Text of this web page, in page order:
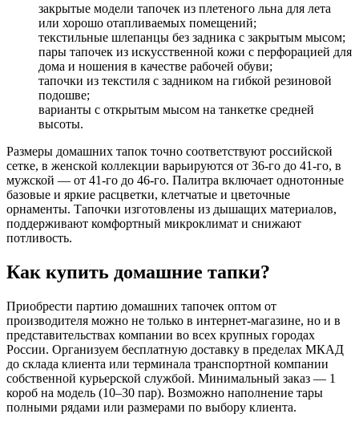
закрытые модели тапочек из плетеного льна для лета
или хорошо отапливаемых помещений;
текстильные шлепанцы без задника с закрытым мысом;
пары тапочек из искусственной кожи с перфорацией для
дома и ношения в качестве рабочей обуви;
тапочки из текстиля с задником на гибкой резиновой
подошве;
варианты с открытым мысом на танкетке средней
высоты.
Размеры домашних тапок точно соответствуют российской
сетке, в женской коллекции варьируются от 36-го до 41-го, в
мужской — от 41-го до 46-го. Палитра включает однотонные
базовые и яркие расцветки, клетчатые и цветочные
орнаменты. Тапочки изготовлены из дышащих материалов,
поддерживают комфортный микроклимат и снижают
потливость.
Как купить домашние тапки?
Приобрести партию домашних тапочек оптом от
производителя можно не только в интернет-магазине, но и в
представительствах компании во всех крупных городах
России. Организуем бесплатную доставку в пределах МКАД
до склада клиента или терминала транспортной компании
собственной курьерской службой. Минимальный заказ — 1
короб на модель (10–30 пар). Возможно наполнение тары
полными рядами или размерами по выбору клиента.